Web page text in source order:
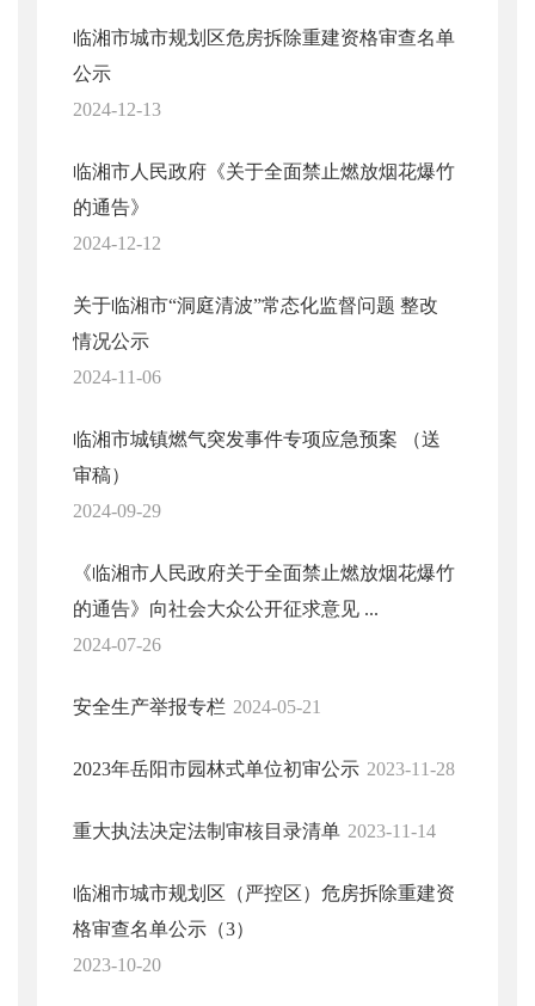
临湘市城市规划区危房拆除重建资格审查名单
公示
2024-12-13
临湘市人民政府《关于全面禁止燃放烟花爆竹
的通告》
2024-12-12
关于临湘市“洞庭清波”常态化监督问题 整改
情况公示
2024-11-06
临湘市城镇燃气突发事件专项应急预案 （送
审稿）
2024-09-29
《临湘市人民政府关于全面禁止燃放烟花爆竹
的通告》向社会大众公开征求意见 ...
2024-07-26
安全生产举报专栏 2024-05-21
2023年岳阳市园林式单位初审公示 2023-11-28
重大执法决定法制审核目录清单 2023-11-14
临湘市城市规划区（严控区）危房拆除重建资
格审查名单公示（3）
2023-10-20